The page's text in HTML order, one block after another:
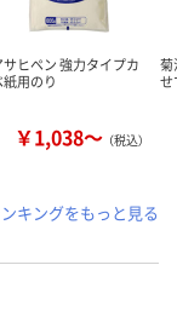
サヒペン 強力タイプカ
紙用のり
￥1,038～ （税込）
菊
せ
キングをもっと見る